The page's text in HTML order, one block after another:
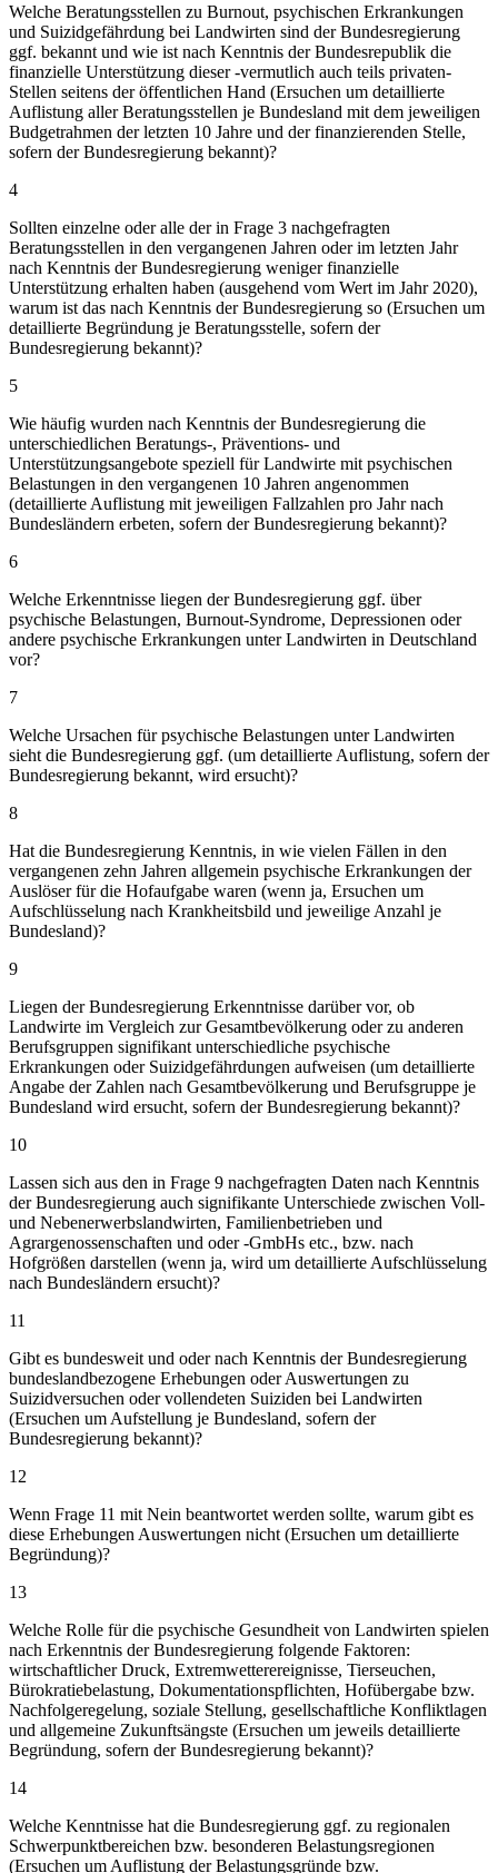
Welche Beratungsstellen zu Burnout, psychischen Erkrankungen
und Suizidgefährdung bei Landwirten sind der Bundesregierung
ggf. bekannt und wie ist nach Kenntnis der Bundesrepublik die
finanzielle Unterstützung dieser -vermutlich auch teils privaten-
Stellen seitens der öffentlichen Hand (Ersuchen um detaillierte
Auflistung aller Beratungsstellen je Bundesland mit dem jeweiligen
Budgetrahmen der letzten 10 Jahre und der finanzierenden Stelle,
sofern der Bundesregierung bekannt)?
4
Sollten einzelne oder alle der in Frage 3 nachgefragten
Beratungsstellen in den vergangenen Jahren oder im letzten Jahr
nach Kenntnis der Bundesregierung weniger finanzielle
Unterstützung erhalten haben (ausgehend vom Wert im Jahr 2020),
warum ist das nach Kenntnis der Bundesregierung so (Ersuchen um
detaillierte Begründung je Beratungsstelle, sofern der
Bundesregierung bekannt)?
5
Wie häufig wurden nach Kenntnis der Bundesregierung die
unterschiedlichen Beratungs-, Präventions- und
Unterstützungsangebote speziell für Landwirte mit psychischen
Belastungen in den vergangenen 10 Jahren angenommen
(detaillierte Auflistung mit jeweiligen Fallzahlen pro Jahr nach
Bundesländern erbeten, sofern der Bundesregierung bekannt)?
6
Welche Erkenntnisse liegen der Bundesregierung ggf. über
psychische Belastungen, Burnout-Syndrome, Depressionen oder
andere psychische Erkrankungen unter Landwirten in Deutschland
vor?
7
Welche Ursachen für psychische Belastungen unter Landwirten
sieht die Bundesregierung ggf. (um detaillierte Auflistung, sofern der
Bundesregierung bekannt, wird ersucht)?
8
Hat die Bundesregierung Kenntnis, in wie vielen Fällen in den
vergangenen zehn Jahren allgemein psychische Erkrankungen der
Auslöser für die Hofaufgabe waren (wenn ja, Ersuchen um
Aufschlüsselung nach Krankheitsbild und jeweilige Anzahl je
Bundesland)?
9
Liegen der Bundesregierung Erkenntnisse darüber vor, ob
Landwirte im Vergleich zur Gesamtbevölkerung oder zu anderen
Berufsgruppen signifikant unterschiedliche psychische
Erkrankungen oder Suizidgefährdungen aufweisen (um detaillierte
Angabe der Zahlen nach Gesamtbevölkerung und Berufsgruppe je
Bundesland wird ersucht, sofern der Bundesregierung bekannt)?
10
Lassen sich aus den in Frage 9 nachgefragten Daten nach Kenntnis
der Bundesregierung auch signifikante Unterschiede zwischen Voll-
und Nebenerwerbslandwirten, Familienbetrieben und
Agrargenossenschaften und oder -GmbHs etc., bzw. nach
Hofgrößen darstellen (wenn ja, wird um detaillierte Aufschlüsselung
nach Bundesländern ersucht)?
11
Gibt es bundesweit und oder nach Kenntnis der Bundesregierung
bundeslandbezogene Erhebungen oder Auswertungen zu
Suizidversuchen oder vollendeten Suiziden bei Landwirten
(Ersuchen um Aufstellung je Bundesland, sofern der
Bundesregierung bekannt)?
12
Wenn Frage 11 mit Nein beantwortet werden sollte, warum gibt es
diese Erhebungen Auswertungen nicht (Ersuchen um detaillierte
Begründung)?
13
Welche Rolle für die psychische Gesundheit von Landwirten spielen
nach Erkenntnis der Bundesregierung folgende Faktoren:
wirtschaftlicher Druck, Extremwetterereignisse, Tierseuchen,
Bürokratiebelastung, Dokumentationspflichten, Hofübergabe bzw.
Nachfolgeregelung, soziale Stellung, gesellschaftliche Konfliktlagen
und allgemeine Zukunftsängste (Ersuchen um jeweils detaillierte
Begründung, sofern der Bundesregierung bekannt)?
14
Welche Kenntnisse hat die Bundesregierung ggf. zu regionalen
Schwerpunktbereichen bzw. besonderen Belastungsregionen
(Ersuchen um Auflistung der Belastungsgründe bzw.